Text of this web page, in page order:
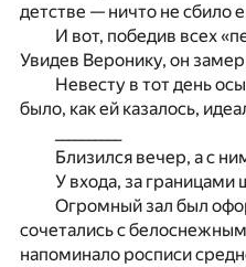
детстве — ничто не сбило
И вот, победив всех
Увидев Веронику, он
Невесту в тот день
было, как ей казалось,
Близился вечер, а с
У входа, за
Огромный зал был
сочетались с
напоминало росписи